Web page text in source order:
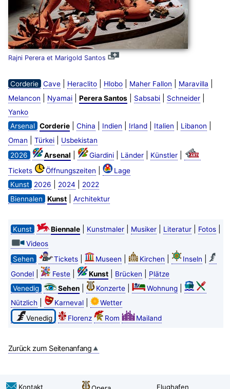
Rajni Perera et Marigold Santos
Corderie Cave| Heraclito| Hlobo| Maher Fallon Maravilla
Melancon Nyamai| Perera Santos| Sabsabi| Schneider|
Yanko
Arsenal Corderie| China Indien Irland| Italien Libanon
Oman Türkei|
Usbekistan
2026
Arsenal Giardini| Länder| Künstler|
Tickets Öffnungszeiten
Lage
Kunst
2026 2024
2022
Biennalen
Kunst| Architektur
Kunst Biennale| Kunstmaler| Musiker| Literatur| Fotos|
Videos
Sehen
Tickets| Museen Kirchen Inseln
Gondel| Feste| Kunst| Brücken
Plätze
Venedig
Sehen| Konzerte| Wohnung|
Nützlich Karneval|
Wetter
Venedig
Florenz Rom Mailand
Zurück zum Seitenanfang
Kontakt Flughafen